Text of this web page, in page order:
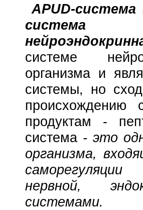
APUD-
система
системе
организма и
системы, но
происхождению
продуктам -
система - это
организма,
нервной,
системами.